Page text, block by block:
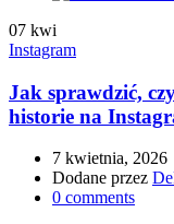
07 kwi
Instagram
Jak sprawdzić,
historie na
7 kwietnia, 2026
Dodane przez
0 comments